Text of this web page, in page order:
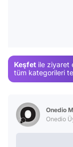
Keşfet ile ziyaret
tüm kategorileri
Onedio
Onedio